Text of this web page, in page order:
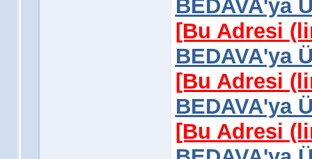
BEDAVA'ya
[Bu Adresi
BEDAVA'ya
[Bu Adresi
BEDAVA'ya
[Bu Adresi